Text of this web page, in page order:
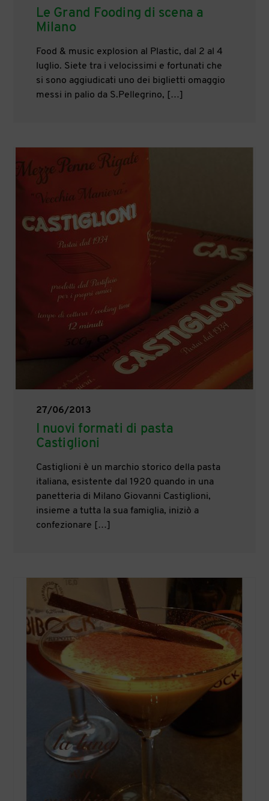
Le Grand Fooding di scena a
Milano
Food & music explosion al Plastic, dal 2 al 4
luglio. Siete tra i velocissimi e fortunati che
si sono aggiudicati uno dei biglietti omaggio
messi in palio da S.Pellegrino, […]
27/06/2013
I nuovi formati di pasta
Castiglioni
Castiglioni è un marchio storico della pasta
italiana, esistente dal 1920 quando in una
panetteria di Milano Giovanni Castiglioni,
insieme a tutta la sua famiglia, iniziò a
confezionare […]